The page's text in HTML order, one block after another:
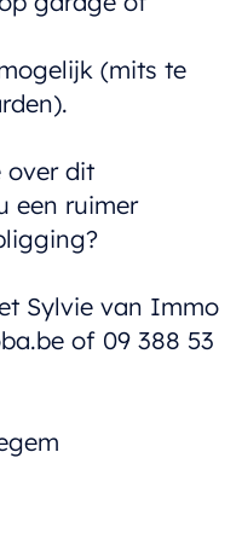
(mits te
over dit
een ruimer
Sylvie van Immo
of 09 388 53